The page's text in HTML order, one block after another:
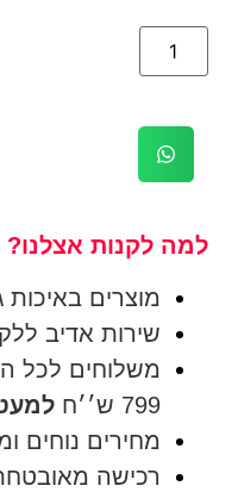
למה לקנות אצלנו?
מוצרים באיכות
שירות אדיב
משלוחים לכל
799 ש׳׳ח
מחירים נוחים
רכישה